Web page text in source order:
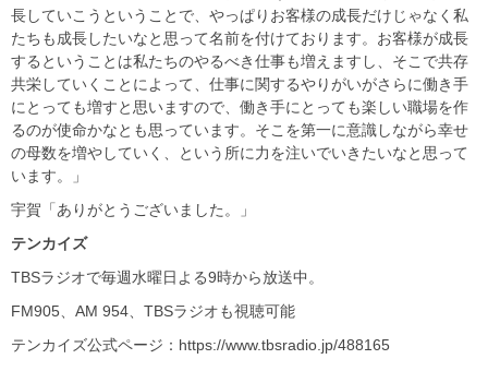
長していこうということで、やっぱりお客様の成長だけじゃなく私
たちも成長したいなと思って名前を付けております。お客様が成長
するということは私たちのやるべき仕事も増えますし、そこで共存
共栄していくことによって、仕事に関するやりがいがさらに働き手
にとっても増すと思いますので、働き手にとっても楽しい職場を作
るのが使命かなとも思っています。そこを第一に意識しながら幸せ
の母数を増やしていく、という所に力を注いでいきたいなと思って
います。」
宇賀「ありがとうございました。」
テンカイズ
TBSラジオで毎週水曜日よる9時から放送中。
FM905、AM 954、TBSラジオも視聴可能
テンカイズ公式ページ：https://www.tbsradio.jp/488165